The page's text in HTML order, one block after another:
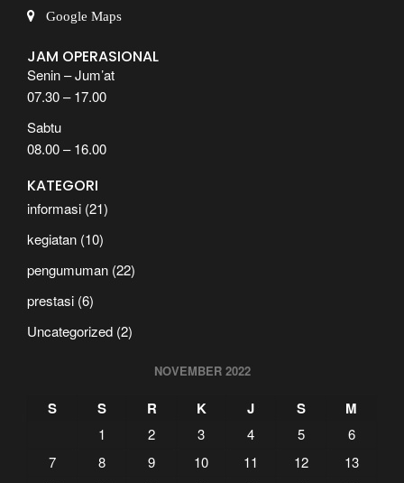
Google Maps
JAM OPERASIONAL
Senin – Jum’at
07.30 – 17.00
Sabtu
08.00 – 16.00
KATEGORI
informasi (21)
kegiatan (10)
pengumuman (22)
prestasi (6)
Uncategorized (2)
NOVEMBER 2022
S S R K J S M
1 2 3 4 5
6
7
8 9 10 11 12
13